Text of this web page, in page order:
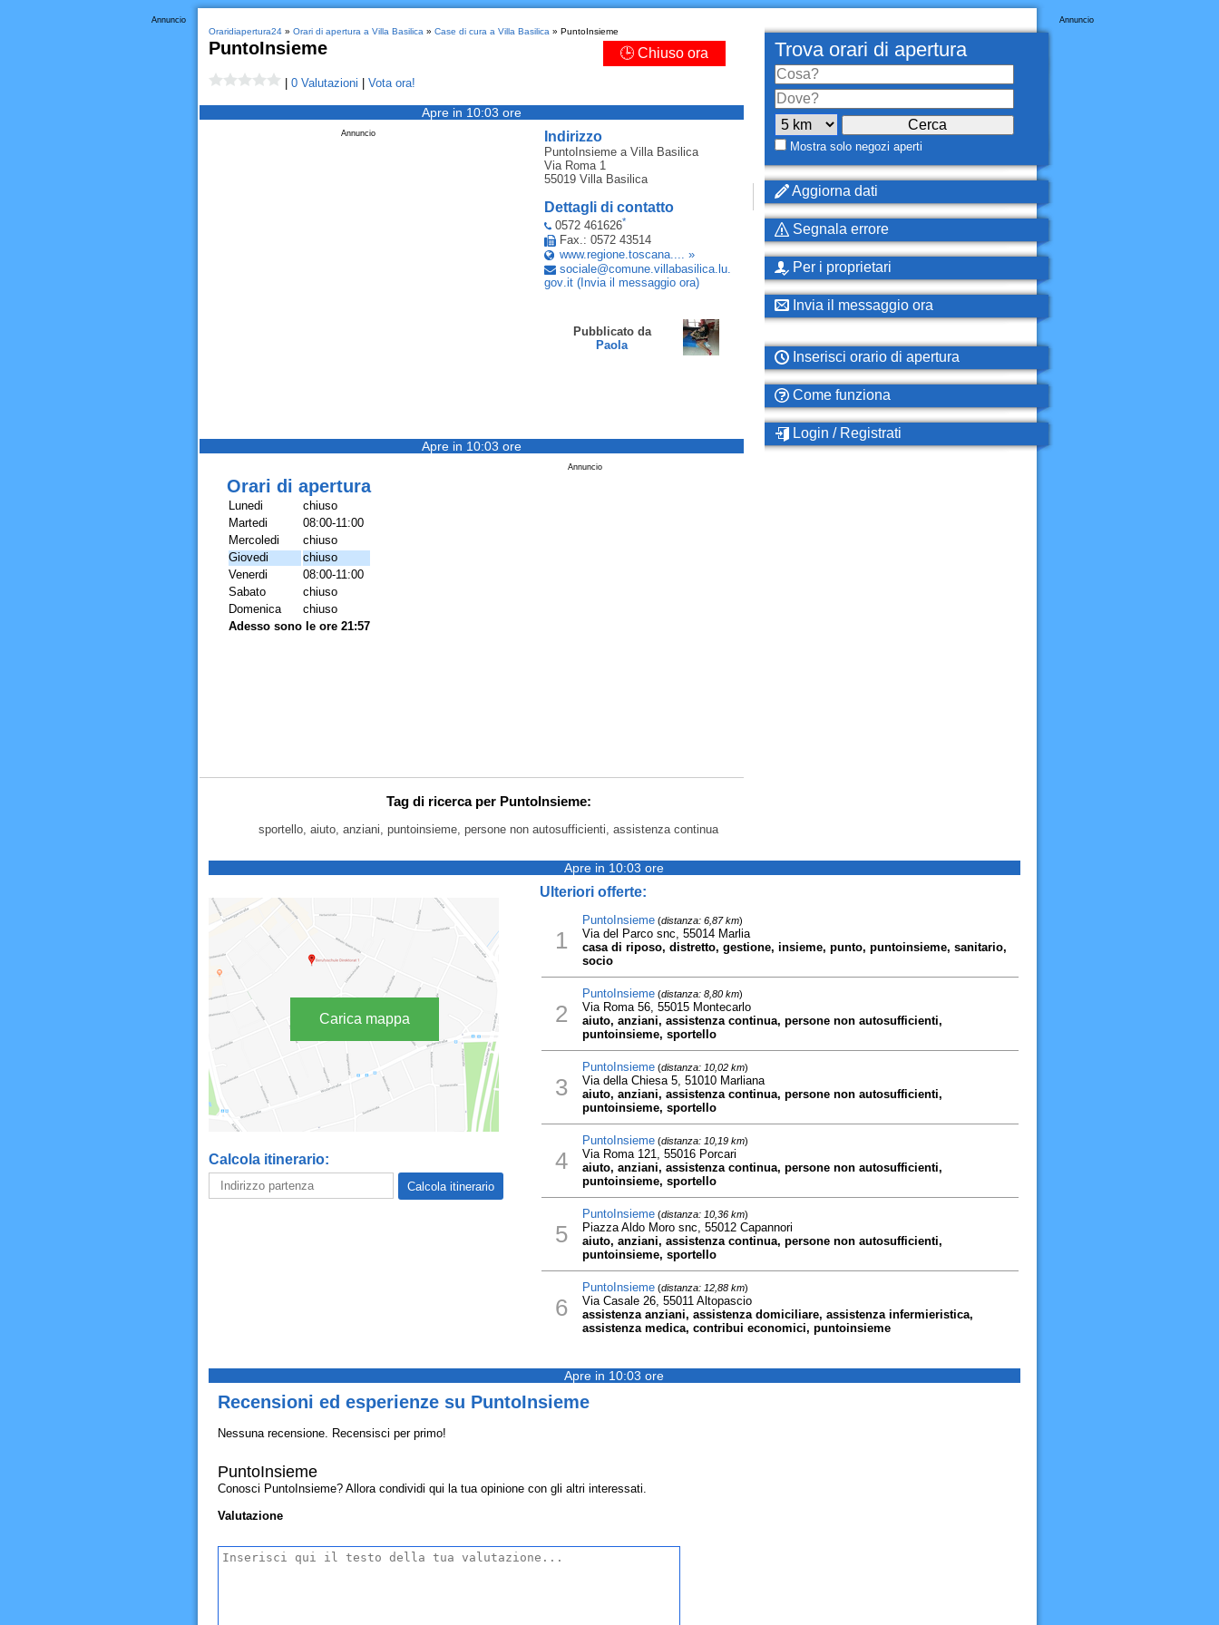
Annuncio
Oraridiapertura24» Orari di apertura a Villa Basilica » Case di cura a Villa Basilica » PuntoInsieme
PuntoInsieme 🕒 Chiuso ora
0 Valutazioni Vota ora!
Apre in 10:03 ore
Indirizzo
PuntoInsiemea Villa Basilica
Via Roma 1
55019 Villa Basilica
Dettagli di contatto
0572 461626*
Fax.: 0572 43514
www.regione.toscana.... »
sociale@comune.villabasilica. lu.
gov.it (Invia il messaggio ora)
Pubblicato da
Paola
Annuncio
Apre in 10:03 ore
Annuncio
Orari di apertura
Lunedi
chiuso
Martedi
08:00-11:00
Mercoledi
chiuso
Giovedi
chiuso
Venerdi
08:00-11:00
Sabato
chiuso
Domenica
chiuso
Adesso sono le ore 21:57
Tag di ricerca per PuntoInsieme:
sportello, aiuto, anziani, puntoinsieme, persone non autosufficienti, assistenza continua
Annuncio
Trova orari di apertura
Mostra solo negozi aperti
Aggiorna dati
Segnala errore
Per i proprietari
Invia il messaggio ora
Inserisci orario di apertura
Come funziona
Login / Registrati
Apre in 10:03 ore
Carica mappa
Calcola itinerario:
Ulteriori offerte:
1
PuntoInsieme(distanza: 6,87 km)
Via del Parco snc, 55014 Marlia
casa di riposo, distretto, gestione, insieme, punto, puntoinsieme, sanitario,
socio
2
PuntoInsieme(distanza: 8,80 km)
Via Roma 56, 55015 Montecarlo
aiuto, anziani, assistenza continua, persone non autosufficienti,
puntoinsieme, sportello
3
PuntoInsieme(distanza: 10,02 km)
Via della Chiesa 5, 51010 Marliana
aiuto, anziani, assistenza continua, persone non autosufficienti,
puntoinsieme, sportello
4
PuntoInsieme(distanza: 10,19 km)
Via Roma 121, 55016 Porcari
aiuto, anziani, assistenza continua, persone non autosufficienti,
puntoinsieme, sportello
5
PuntoInsieme(distanza: 10,36 km)
Piazza Aldo Moro snc, 55012 Capannori
aiuto, anziani, assistenza continua, persone non autosufficienti,
puntoinsieme, sportello
6
PuntoInsieme(distanza: 12,88 km)
Via Casale 26, 55011 Altopascio
assistenza anziani, assistenza domiciliare, assistenza infermieristica,
assistenza medica, contribui economici, puntoinsieme
Apre in 10:03 ore
Recensioni ed esperienze su PuntoInsieme
Nessuna recensione. Recensisci per primo!
PuntoInsieme
Conosci PuntoInsieme? Allora condividi qui la tua opinione con gli altri interessati.
Valutazione